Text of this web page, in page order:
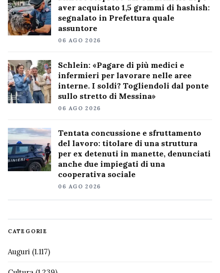
aver acquistato 1,5 grammi di hashish:
segnalato in Prefettura quale
assuntore
06 AGO 2026
Schlein: «Pagare di più medici e
infermieri per lavorare nelle aree
interne. I soldi? Togliendoli dal ponte
sullo stretto di Messina»
06 AGO 2026
Tentata concussione e sfruttamento
del lavoro: titolare di una struttura
per ex detenuti in manette, denunciati
anche due impiegati di una
cooperativa sociale
06 AGO 2026
CATEGORIE
Auguri (1.117)